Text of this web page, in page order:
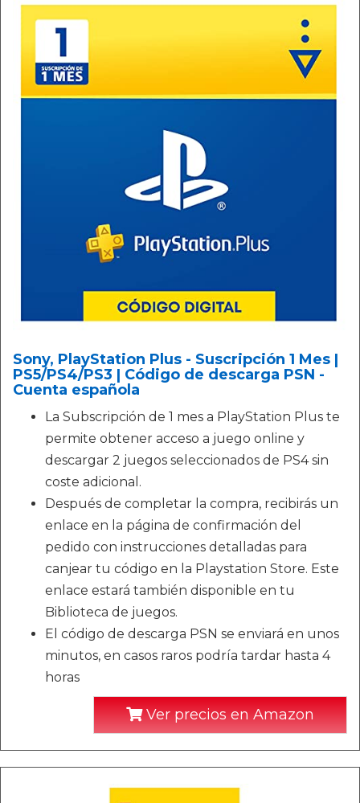
Sony, PlayStation Plus - Suscripción 1 Mes |
PS5/PS4/PS3 | Código de descarga PSN -
Cuenta española
La Subscripción de 1 mes a PlayStation Plus te
permite obtener acceso a juego online y
descargar 2 juegos seleccionados de PS4 sin
coste adicional.
Después de completar la compra, recibirás un
enlace en la página de confirmación del
pedido con instrucciones detalladas para
canjear tu código en la Playstation Store. Este
enlace estará también disponible en tu
Biblioteca de juegos.
El código de descarga PSN se enviará en unos
minutos, en casos raros podría tardar hasta 4
horas
Ver precios en Amazon